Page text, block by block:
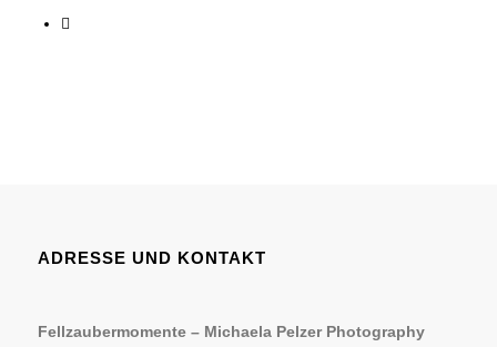
ADRESSE UND KONTAKT
Fellzaubermomente – Michaela Pelzer Photography